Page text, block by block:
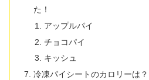
た！
アップルパイ
チョコパイ
キッシュ
冷凍パイシートのカロリーは？